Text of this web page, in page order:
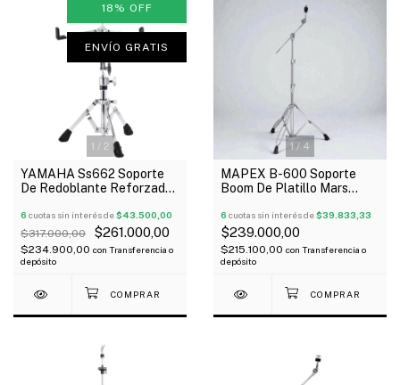
1 / 2
18 % OFF
ENVÍO GRATIS
YAMAHA Ss662 Soporte
De Redoblante Reforzado
6 cuotas sin interés de$43.500,00
$317.000,00 $261.000,00
$234.900,00 con Transferencia o
depósito
1 / 4
MAPEX B-600 Soporte
Boom De Platillo Mars
Tramos
6 cuotas sin interés de$39.833,33
$239.000,00
$215.100,00 con Transferencia o
depósito